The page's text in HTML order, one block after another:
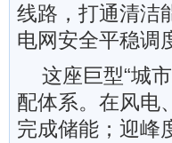
线路，打通清洁
电网安全平稳调
这座巨型“城
配体系。在风电
完成储能；迎峰